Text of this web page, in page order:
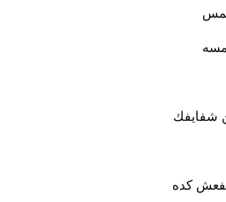
شفايفك
كده